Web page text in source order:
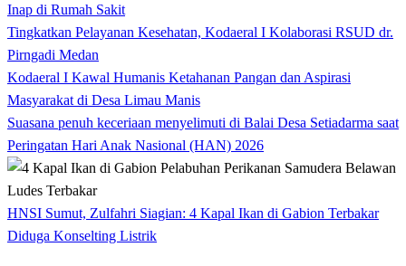
Inap di Rumah Sakit
Tingkatkan Pelayanan Kesehatan, Kodaeral I Kolaborasi RSUD dr.
Pirngadi Medan‎
Kodaeral I Kawal Humanis Ketahanan Pangan dan Aspirasi
Masyarakat di Desa Limau Manis
Suasana penuh keceriaan menyelimuti di Balai Desa Setiadarma saat
Peringatan Hari Anak Nasional (HAN) 2026
HNSI Sumut, Zulfahri Siagian: 4 Kapal Ikan di Gabion Terbakar
Diduga Konselting Listrik